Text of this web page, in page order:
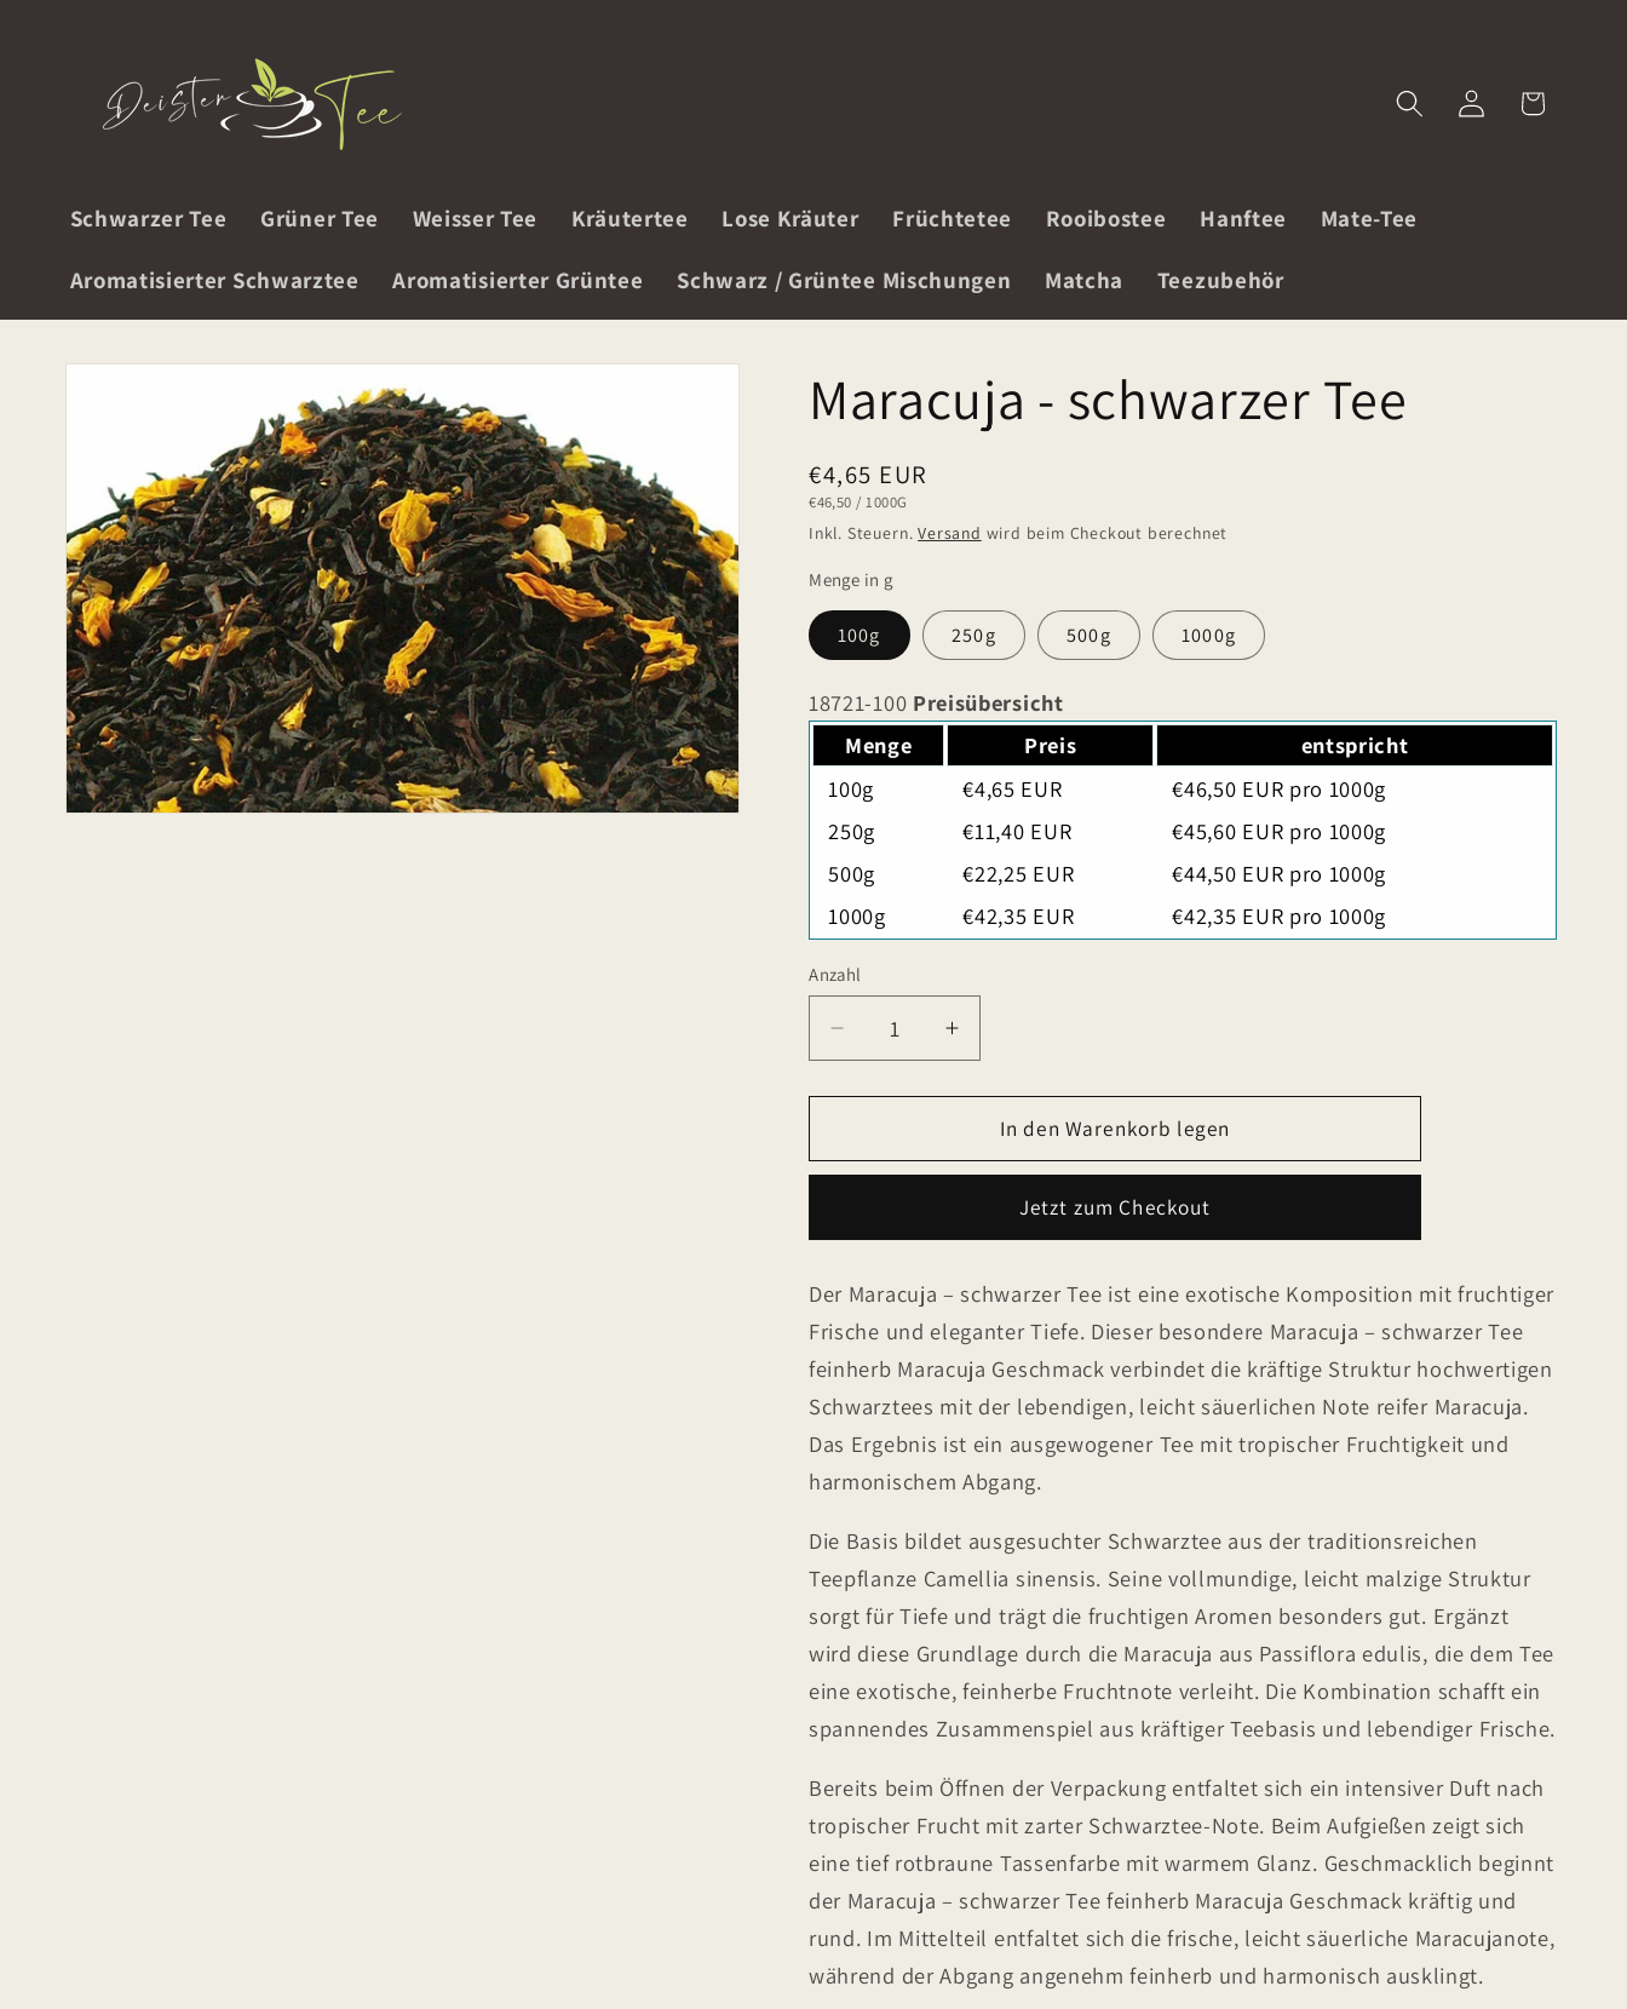
Schwarzer Tee Grüner Tee Weisser Tee Kräutertee Lose Kräuter Früchtetee Rooibostee Hanftee Mate-Tee
Aromatisierter Schwarztee Aromatisierter Grüntee Schwarz / Grüntee Mischungen Matcha Teezubehör
EinloggenWarenkorb
Zu
Maracuja - schwarzer Tee
Normaler
Preis
€4,65 EUR
GRUNDPREIS
€46,50 / PRO
1000G
Inkl. Steuern.Versand wird beim Checkout berechnet
Menge in g
100g 250g 500g 1000g
18721-100 Preisübersicht
Menge
Preis
entspricht
100g
€4,65 EUR
€46,50 EUR pro 1000g
250g
€11,40 EUR
€45,60 EUR pro 1000g
500g
€22,25 EUR
€44,50 EUR pro 1000g
1000g
€42,35 EUR €42,35 EUR pro 1000g
Anzahl
Verringere
die
Menge
Maracuja
Tee
Erhöhe
die
Menge
Maracuja
schwarzer
Tee
In den Warenkorb legen
Jetzt zum Checkout
Der Maracuja – schwarzer Tee ist eine exotische Komposition mit fruchtiger
Frische und eleganter Tiefe. Dieser besondere Maracuja – schwarzer Tee
feinherb Maracuja Geschmack verbindet die kräftige Struktur hochwertigen
Schwarztees mit der lebendigen, leicht säuerlichen Note reifer Maracuja.
Das Ergebnis ist ein ausgewogener Tee mit tropischer Fruchtigkeit und
harmonischem Abgang.
Die Basis bildet ausgesuchter Schwarztee aus der traditionsreichen
Teepflanze Camellia sinensis. Seine vollmundige, leicht malzige Struktur
sorgt für Tiefe und trägt die fruchtigen Aromen besonders gut. Ergänzt
wird diese Grundlage durch die Maracuja aus Passiflora edulis, die dem Tee
eine exotische, feinherbe Fruchtnote verleiht. Die Kombination schafft ein
spannendes Zusammenspiel aus kräftiger Teebasis und lebendiger Frische.
Bereits beim Öffnen der Verpackung entfaltet sich ein intensiver Duft nach
tropischer Frucht mit zarter Schwarztee-Note. Beim Aufgießen zeigt sich
eine tief rotbraune Tassenfarbe mit warmem Glanz. Geschmacklich beginnt
der Maracuja – schwarzer Tee feinherb Maracuja Geschmack kräftig und
rund. Im Mittelteil entfaltet sich die frische, leicht säuerliche Maracujanote,
während der Abgang angenehm feinherb und harmonisch ausklingt.